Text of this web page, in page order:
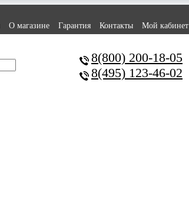
О магазине Гарантия Контакты Мой кабинет
8(800) 200-18-05
8(495) 123-46-02